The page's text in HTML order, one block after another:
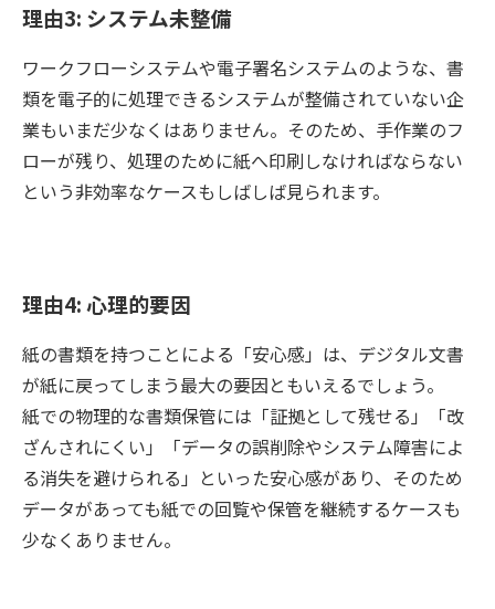
理由3: システム未整備
ワークフローシステムや電子署名システムのような、書
類を電子的に処理できるシステムが整備されていない企
業もいまだ少なくはありません。そのため、手作業のフ
ローが残り、処理のために紙へ印刷しなければならない
という非効率なケースもしばしば見られます。
理由4: 心理的要因
紙の書類を持つことによる「安心感」は、デジタル文書
が紙に戻ってしまう最大の要因ともいえるでしょう。
紙での物理的な書類保管には「証拠として残せる」「改
ざんされにくい」「データの誤削除やシステム障害によ
る消失を避けられる」といった安心感があり、そのため
データがあっても紙での回覧や保管を継続するケースも
少なくありません。